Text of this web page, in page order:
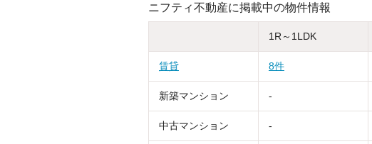
ニフティ不動産に掲載中の物件情報
1R～1LDK
賃貸 8件
新築マンション -
中古マンション -